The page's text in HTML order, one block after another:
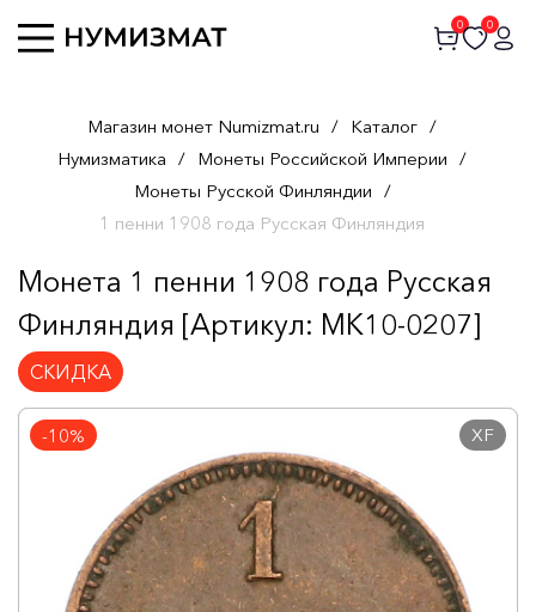
0 0
Магазин монет Numizmat.ru / Каталог /
Нумизматика / Монеты Российской Империи /
Монеты Русской Финляндии /
1 пенни 1908 года Русская Финляндия
Монета 1 пенни 1908 года Русская
Финляндия [Артикул: MK10-0207]
СКИДКА
-10% XF